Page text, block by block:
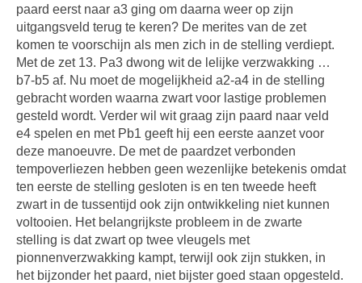
paard eerst naar a3 ging om daarna weer op zijn
uitgangsveld terug te keren? De merites van de zet
komen te voorschijn als men zich in de stelling verdiept.
Met de zet 13. Pa3 dwong wit de lelijke verzwakking …
b7-b5 af. Nu moet de mogelijkheid a2-a4 in de stelling
gebracht worden waarna zwart voor lastige problemen
gesteld wordt. Verder wil wit graag zijn paard naar veld
e4 spelen en met Pb1 geeft hij een eerste aanzet voor
deze manoeuvre. De met de paardzet verbonden
tempoverliezen hebben geen wezenlijke betekenis omdat
ten eerste de stelling gesloten is en ten tweede heeft
zwart in de tussentijd ook zijn ontwikkeling niet kunnen
voltooien. Het belangrijkste probleem in de zwarte
stelling is dat zwart op twee vleugels met
pionnenverzwakking kampt, terwijl ook zijn stukken, in
het bijzonder het paard, niet bijster goed staan opgesteld.